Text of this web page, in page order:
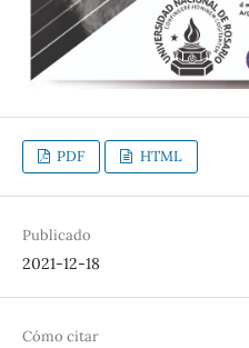
PDF HTML
Publicado
2021-12-18
Cómo citar